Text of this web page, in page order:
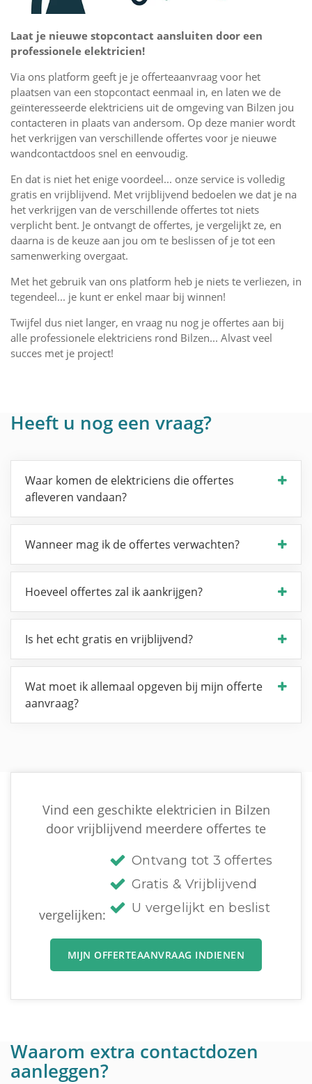
Laat je nieuwe stopcontact aansluiten door een
professionele elektricien!
Via ons platform geeft je je offerteaanvraag voor het
plaatsen van een stopcontact eenmaal in, en laten we de
geïnteresseerde elektriciens uit de omgeving van Bilzen jou
contacteren in plaats van andersom. Op deze manier wordt
het verkrijgen van verschillende offertes voor je nieuwe
wandcontactdoos snel en eenvoudig.
En dat is niet het enige voordeel... onze service is volledig
gratis en vrijblijvend. Met vrijblijvend bedoelen we dat je na
het verkrijgen van de verschillende offertes tot niets
verplicht bent. Je ontvangt de offertes, je vergelijkt ze, en
daarna is de keuze aan jou om te beslissen of je tot een
samenwerking overgaat.
Met het gebruik van ons platform heb je niets te verliezen, in
tegendeel... je kunt er enkel maar bij winnen!
Twijfel dus niet langer, en vraag nu nog je offertes aan bij
alle professionele elektriciens rond Bilzen... Alvast veel
succes met je project!
Heeft u nog een vraag?
Waar komen de elektriciens die offertes
afleveren vandaan?
Wanneer mag ik de offertes verwachten?
Hoeveel offertes zal ik aankrijgen?
Is het echt gratis en vrijblijvend?
Wat moet ik allemaal opgeven bij mijn offerte
aanvraag?
Vind een geschikte elektricien in Bilzen
door vrijblijvend meerdere offertes te
vergelijken:
Ontvang tot 3 offertes
Gratis & Vrijblijvend
U vergelijkt en beslist
MIJN OFFERTEAANVRAAG INDIENEN
Waarom extra contactdozen
aanleggen?